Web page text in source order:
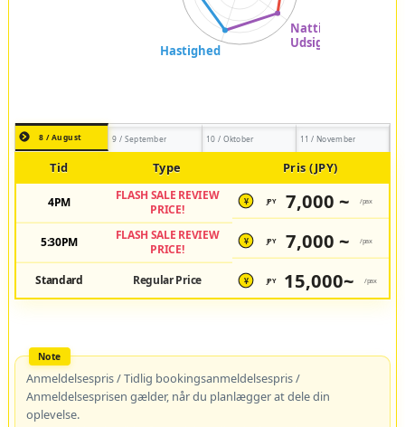
8 / August 9 / September 10 / Oktober 11 / November
Tid Type Pris (JPY)
4PM
FLASH SALE REVIEW
PRICE!
¥ JPY 7,000 ~ /pax
5:30PM
FLASH SALE REVIEW
PRICE!
¥ JPY 7,000 ~ /pax
Standard Regular Price ¥ JPY 15,000~ /pax
Anmeldelsespris / Tidlig bookingsanmeldelsespris /
Anmeldelsesprisen gælder, når du planlægger at dele din
oplevelse.